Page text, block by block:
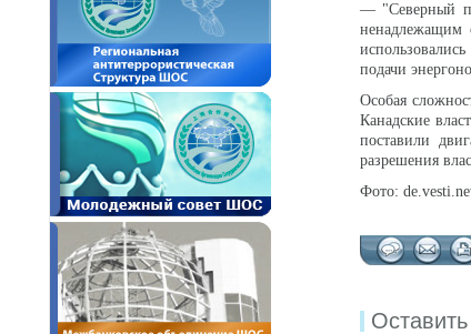
— "Северный
ненадлежащим
подачи
Особая
Канадские
поставили
разрешения
Фото: